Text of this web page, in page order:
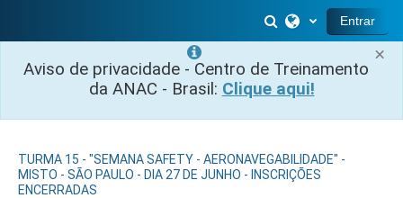
×
Aviso de privacidade - Centro de Treinamento
da ANAC - Brasil: Clique aqui!
Alternar entrada
Entrar
TURMA 15 - "SEMANA SAFETY - AERONAVEGABILIDADE" -
MISTO - SÃO PAULO - DIA 27 DE JUNHO - INSCRIÇÕES
ENCERRADAS